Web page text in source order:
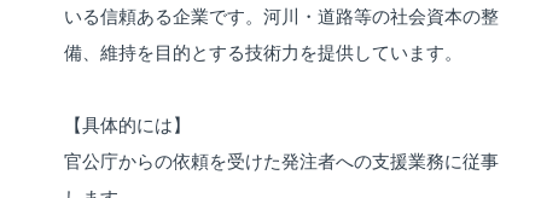
いる信頼ある企業です。河川・道路等の社会資本の整
備、維持を目的とする技術力を提供しています。
【具体的には】
官公庁からの依頼を受けた発注者への支援業務に従事